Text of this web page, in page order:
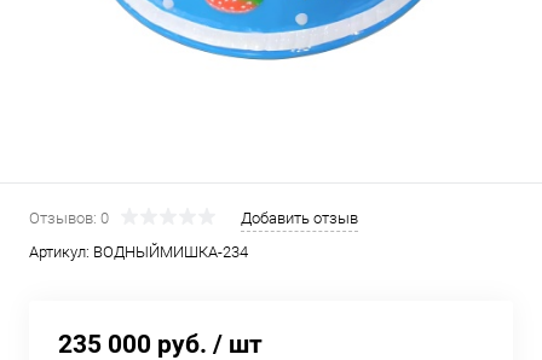
Отзывов: 0
Добавить отзыв
Артикул: ВОДНЫЙМИШКА-234
235 000 руб. / шт